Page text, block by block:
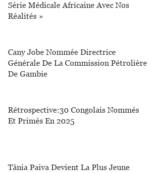
Série Médicale Africaine Avec Nos
Réalités »
Cany Jobe Nommée Directrice
Générale De La Commission Pétrolière
De Gambie
Rétrospective:30 Congolais Nommés
Et Primés En 2025
Tânia Paiva Devient La Plus Jeune